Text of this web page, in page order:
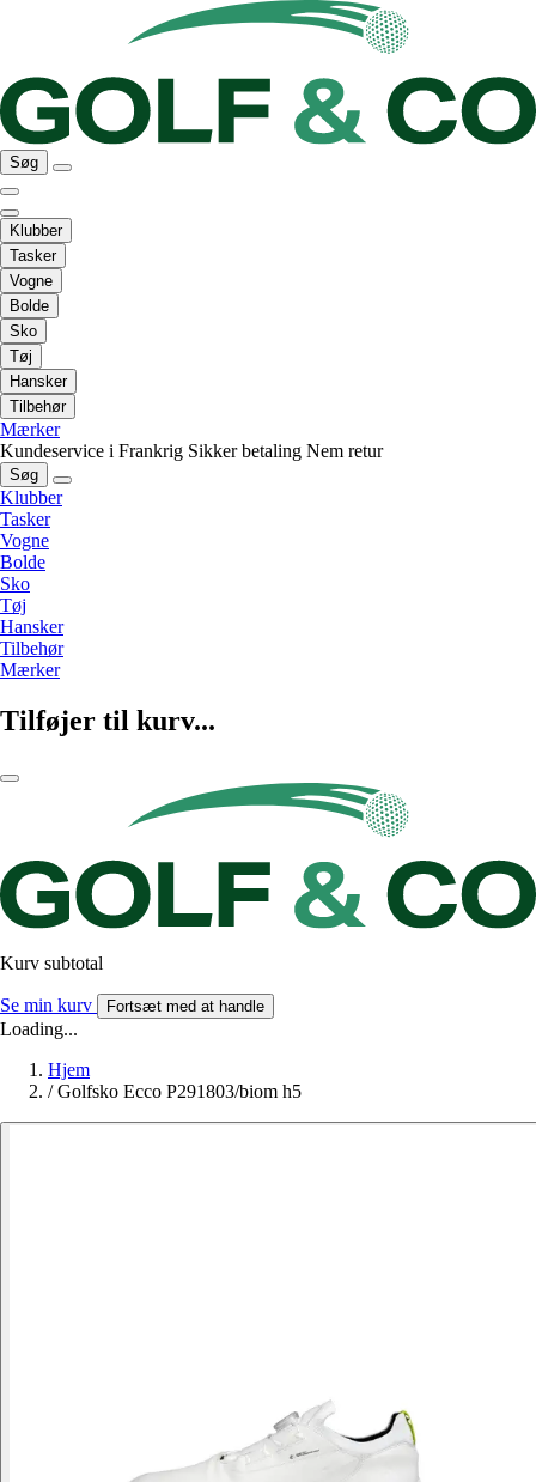
Søg
Klubber
Tasker
Vogne
Bolde
Sko
Tøj
Hansker
Tilbehør
Mærker
Kundeservice i Frankrig Sikker betaling Nem retur
Søg
Klubber
Tasker
Vogne
Bolde
Sko
Tøj
Hansker
Tilbehør
Mærker
Tilføjer til kurv...
Kurv subtotal
Se min kurv Fortsæt med at handle
Loading...
Hjem
/ Golfsko Ecco P291803/biom h5